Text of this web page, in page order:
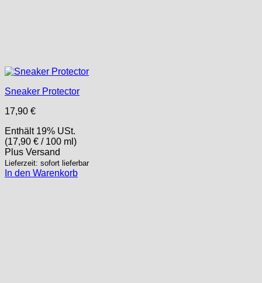
Sneaker Protector
17,90 €
Enthält 19% USt.
(17,90 € / 100 ml)
Plus Versand
Lieferzeit: sofort lieferbar
In den Warenkorb